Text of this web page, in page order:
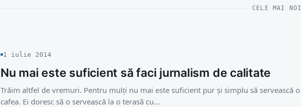
CELE MAI NOI
1 iulie 2014
Nu mai este suficient să faci jurnalism de calitate
Trăim altfel de vremuri. Pentru mulți nu mai este suficient pur și simplu să servească o
cafea. Ei doresc să o servească la o terasă cu…